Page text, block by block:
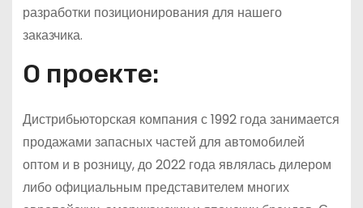
разработки позиционирования для нашего
заказчика.
О проекте:
Дистрибьюторская компания с 1992 года занимается
продажами запасных частей для автомобилей
оптом и в розницу, до 2022 года являлась дилером
либо официальным представителем многих